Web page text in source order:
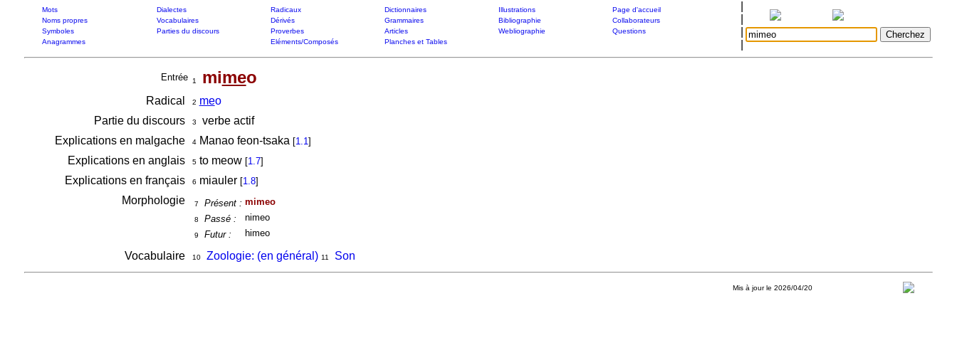
Mots Dialectes Radicaux Dictionnaires Illustrations
Page d'accueil
Noms propres
Vocabulaires Dérivés Grammaires Bibliographie
Collaborateurs
Symboles
Parties du discours Proverbes Articles Webliographie
Questions
Anagrammes
Eléments/Composés Planches et Tables
Entrée 1 mimeo
Radical 2 meo
Partie du discours
3
verbe actif
Explications en malgache
4Manao feon-tsaka [1.1]
Explications en anglais 5to meow [1.7]
Explications en français 6 miauler [1.8]
Morphologie 7 Présent : mimeo
8 Passé : nimeo
9 Futur : himeo
Vocabulaire 10 Zoologie: (en général) 11 Son
Mis à jour le 2026/04/20